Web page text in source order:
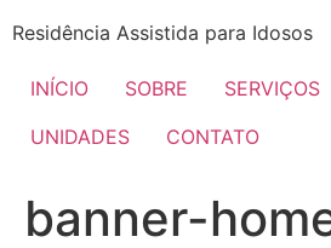
Residência Assistida para Idosos
INÍCIO SOBRE SERVIÇOS
UNIDADES
CONTATO
banner-